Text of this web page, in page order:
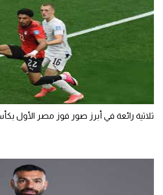
ثلاثية رائعة في أبرز صور فوز مصر الأول